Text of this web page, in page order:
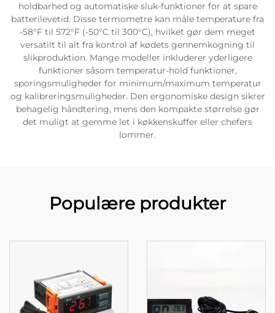
holdbarhed og automatiske sluk-funktioner for at spare
batterilevetid. Disse termometre kan måle temperature fra
-58°F til 572°F (-50°C til 300°C), hvilket gør dem meget
versatilt til alt fra kontrol af kødets gennemkogning til
slikproduktion. Mange modeller inkluderer yderligere
funktioner såsom temperatur-hold funktioner,
sporingsmuligheder for minimum/maximum temperatur
og kalibreringsmuligheder. Den ergonomiske design sikrer
behagelig håndtering, mens den kompakte størrelse gør
det muligt at gemme let i køkkenskuffer eller chefers
lommer.
Populære produkter